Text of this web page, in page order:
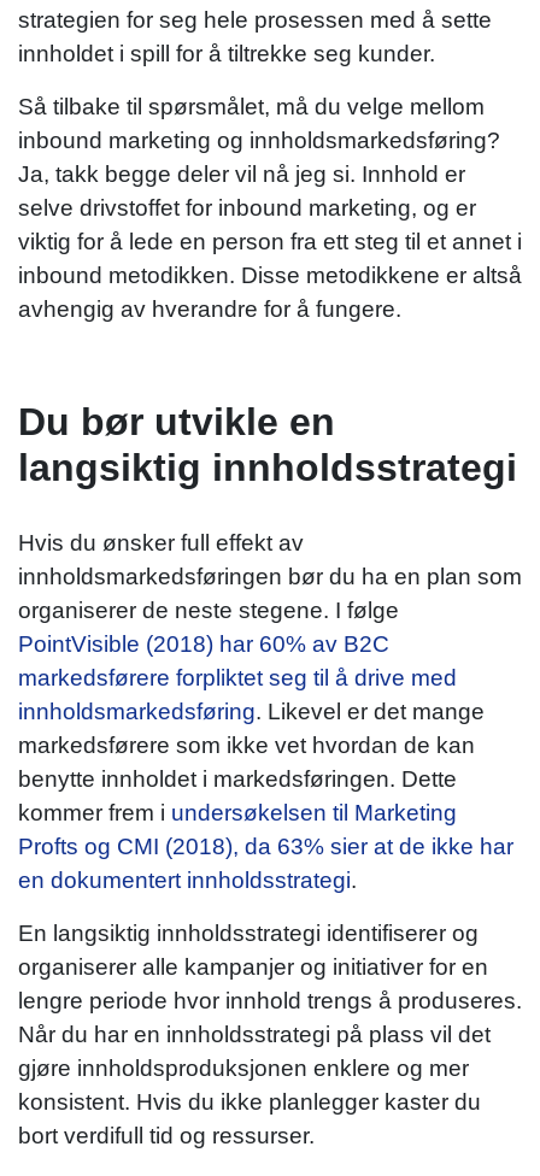
strategien for seg hele prosessen med å sette
innholdet i spill for å tiltrekke seg kunder.
Så tilbake til spørsmålet, må du velge mellom
inbound marketing og innholdsmarkedsføring?
Ja, takk begge deler vil nå jeg si. Innhold er
selve drivstoffet for inbound marketing, og er
viktig for å lede en person fra ett steg til et annet i
inbound metodikken. Disse metodikkene er altså
avhengig av hverandre for å fungere.
Du bør utvikle en
langsiktig innholdsstrategi
Hvis du ønsker full effekt av
innholdsmarkedsføringen bør du ha en plan som
organiserer de neste stegene. I følge
PointVisible (2018) har 60% av B2C
markedsførere forpliktet seg til å drive med
innholdsmarkedsføring. Likevel er det mange
markedsførere som ikke vet hvordan de kan
benytte innholdet i markedsføringen. Dette
kommer frem i undersøkelsen til Marketing
Profts og CMI (2018), da 63% sier at de ikke har
en dokumentert innholdsstrategi.
En langsiktig innholdsstrategi identifiserer og
organiserer alle kampanjer og initiativer for en
lengre periode hvor innhold trengs å produseres.
Når du har en innholdsstrategi på plass vil det
gjøre innholdsproduksjonen enklere og mer
konsistent. Hvis du ikke planlegger kaster du
bort verdifull tid og ressurser.